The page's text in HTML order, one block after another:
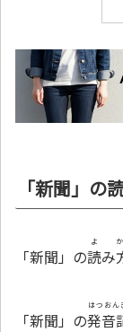
「新聞」の
「新聞」の読
よ
み
「新聞」の発音
はつおん